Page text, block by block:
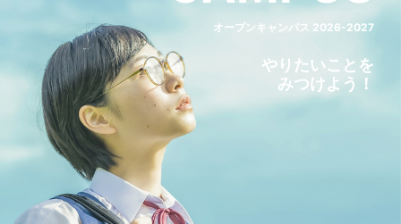
オープンキャンパス 2026-2027
やりたいことを
みつけよう！